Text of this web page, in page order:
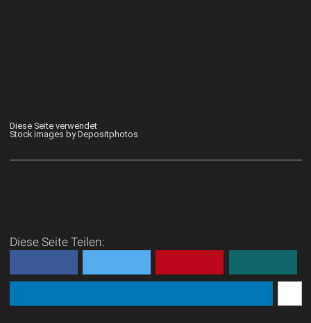
Diese Seite verwendet
Stock images by Depositphotos
Diese Seite Teilen: